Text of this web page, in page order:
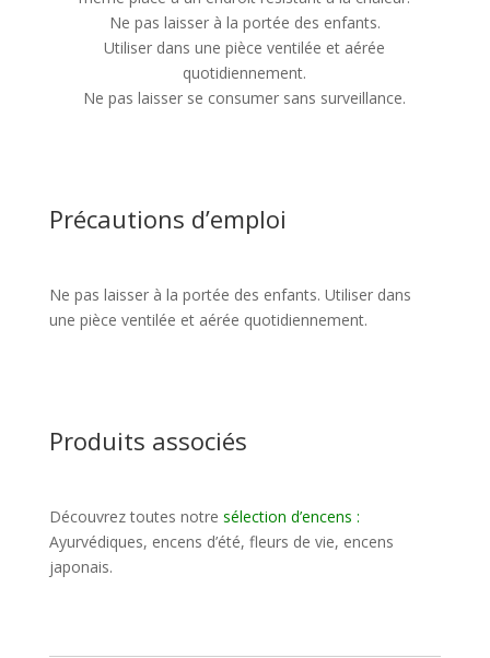
Ne pas laisser à la portée des enfants.
Utiliser dans une pièce ventilée et aérée
quotidiennement.
Ne pas laisser se consumer sans surveillance.
Précautions d’emploi
Ne pas laisser à la portée des enfants. Utiliser dans
une pièce ventilée et aérée quotidiennement.
Produits associés
Découvrez toutes notre sélection d’encens :
Ayurvédiques, encens d’été, fleurs de vie, encens
japonais.